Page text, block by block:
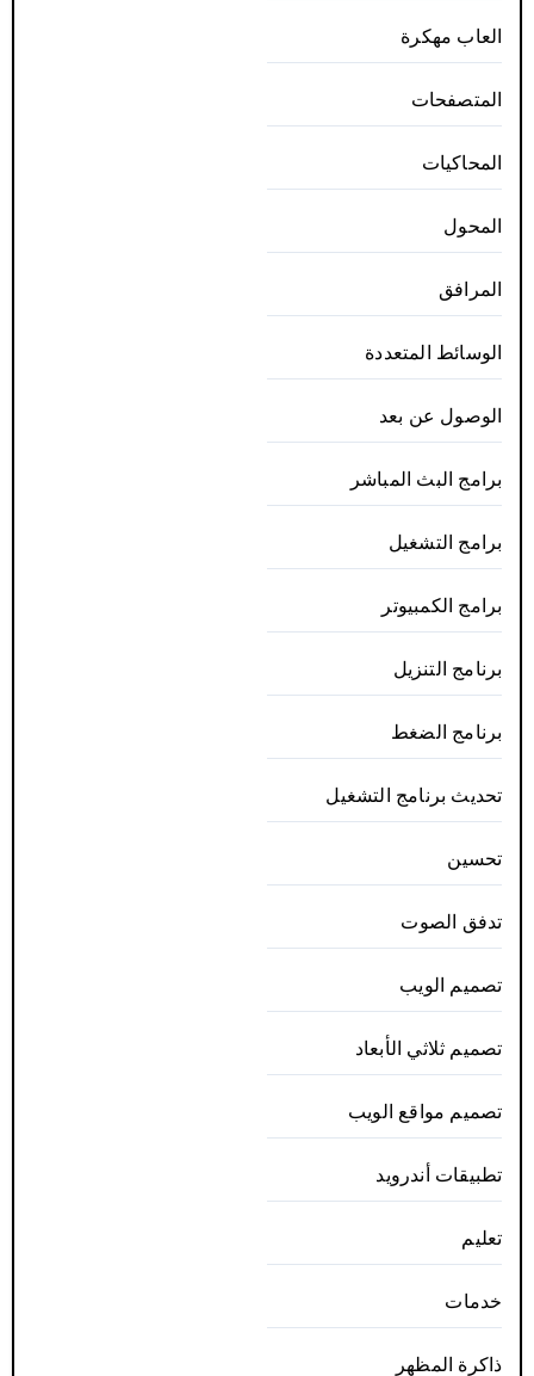
العاب مهكرة
المتصفحات
المحاكيات
المحول
المرافق
الوسائط المتعددة
الوصول عن بعد
برامج البث المباشر
برامج التشغيل
برامج الكمبيوتر
برنامج التنزيل
برنامج الضغط
تحديث برنامج التشغيل
تحسين
تدفق الصوت
تصميم الويب
تصميم ثلاثي الأبعاد
تصميم مواقع الويب
تطبيقات أندرويد
تعليم
خدمات
ذاكرة المظهر